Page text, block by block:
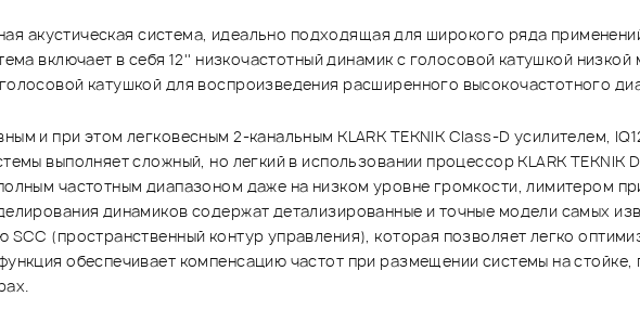
акустическая система, идеально подходящая для широкого ряда
включает в себя 12'' низкочастотный динамик с голосовой катушкой
катушкой для воспроизведения расширенного высокочастотного
и при этом легковесным 2-канальным KLARK TEKNIK Class-D усилителем,
выполняет сложный, но легкий в использовании процессор KLARK
частотным диапазоном даже на низком уровне громкости, лимитером
динамиков содержат детализированные и точные модели самых
SCC (пространственный контур управления), которая позволяет легко
обеспечивает компенсацию частот при размещении системы на стойке,